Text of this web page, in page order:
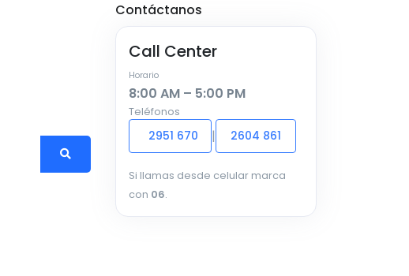
Contáctanos
Call Center
Horario
8:00 AM – 5:00 PM
Teléfonos
2951 670 | 2604 861
Si llamas desde celular marca
con 06.